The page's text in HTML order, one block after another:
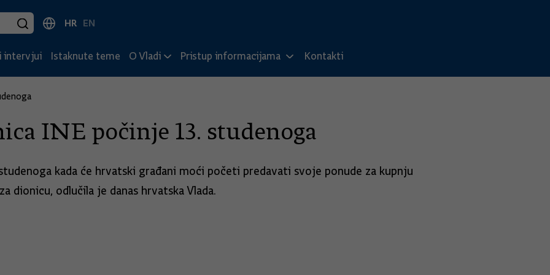
HR EN
intervjui Istaknute teme O Vladi Pristup informacijama Kontakti
INE počinje 13. studenoga
kada će hrvatski građani moći početi predavati svoje ponude za kupnju
dionicu, odlučila je danas hrvatska Vlada.